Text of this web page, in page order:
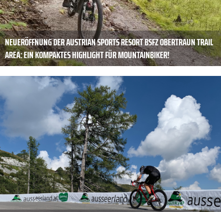
NEUERÖFFNUNG DER AUSTRIAN SPORTS RESORT BSFZ OBERTRAUN TRAIL
AREA: EIN KOMPAKTES HIGHLIGHT FÜR MOUNTAINBIKER!